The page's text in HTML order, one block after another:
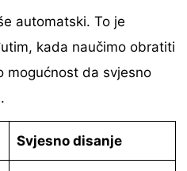
automatski. To je
kada naučimo obratiti
mogućnost da svjesno
Svjesno disanje